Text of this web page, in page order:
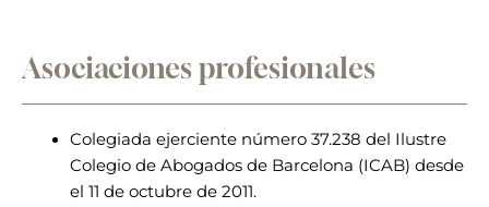
Asociaciones profesionales
Colegiada ejerciente número 37.238 del Ilustre
Colegio de Abogados de Barcelona (ICAB) desde
el 11 de octubre de 2011.